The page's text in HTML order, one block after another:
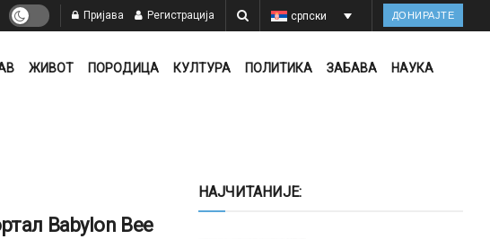
Пријава Регистрација српски ДОНИРАЈТЕ
ЖИВОТ ПОРОДИЦА КУЛТУРА ПОЛИТИКА ЗАБАВА НАУКА
Babylon Bee
НАЈЧИТАНИЈЕ: